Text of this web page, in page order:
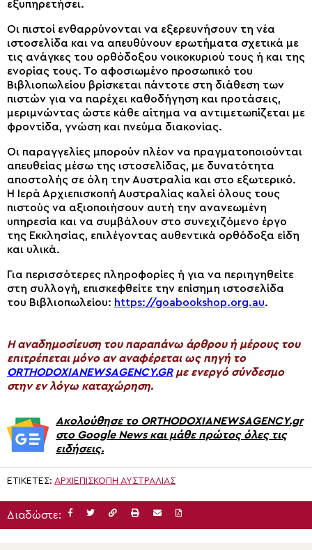
εξυπηρετήσει.
Οι πιστοί ενθαρρύνονται να εξερευνήσουν τη νέα
ιστοσελίδα και να απευθύνουν ερωτήματα σχετικά με
τις ανάγκες του ορθόδοξου νοικοκυριού τους ή και της
ενορίας τους. Το αφοσιωμένο προσωπικό του
Βιβλιοπωλείου βρίσκεται πάντοτε στη διάθεση των
πιστών για να παρέχει καθοδήγηση και προτάσεις,
μεριμνώντας ώστε κάθε αίτημα να αντιμετωπίζεται με
φροντίδα, γνώση και πνεύμα διακονίας.
Οι παραγγελίες μπορούν πλέον να πραγματοποιούνται
απευθείας μέσω της ιστοσελίδας, με δυνατότητα
αποστολής σε όλη την Αυστραλία και στο εξωτερικό.
Η Ιερά Αρχιεπισκοπή Αυστραλίας καλεί όλους τους
πιστούς να αξιοποιήσουν αυτή την ανανεωμένη
υπηρεσία και να συμβάλουν στο συνεχιζόμενο έργο
της Εκκλησίας, επιλέγοντας αυθεντικά ορθόδοξα είδη
και υλικά.
Για περισσότερες πληροφορίες ή για να περιηγηθείτε
στη συλλογή, επισκεφθείτε την επίσημη ιστοσελίδα
του Βιβλιοπωλείου: https://goabookshop.org.au.
H αναδημοσίευση του παραπάνω άρθρου ή μέρους του
επιτρέπεται μόνο αν αναφέρεται ως πηγή το
ORTHODOXIANEWSAGENCY.GRμε ενεργό σύνδεσμο
στην εν λόγω καταχώρηση.
Ακολούθησε το ORTHODOXIANEWSAGENCY.gr
στο Google News και μάθε πρώτος όλες τις
ειδήσεις.
ΕΤΙΚΈΤΕΣ: ΑΡΧΙΕΠΙΣΚΟΠΉ ΑΥΣΤΡΑΛΊΑΣ
Διαδώστε: